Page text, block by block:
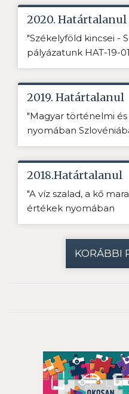
2020. Határtalanul
"Székelyföld kincsei -
pályázatunk HAT-19-
2019. Határtalanul
"Magyar történelmi
nyomában
2018.Határtalanul
"A víz szalad, a kő
értékek nyomában
KORÁBBI